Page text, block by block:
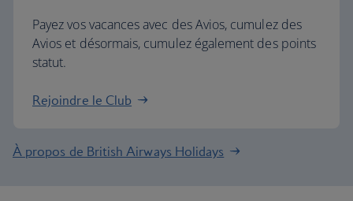
Payez vos vacances avec des Avios, cumulez des
Avios et désormais, cumulez également des points
statut.
Rejoindre le Club
À propos de British Airways Holidays